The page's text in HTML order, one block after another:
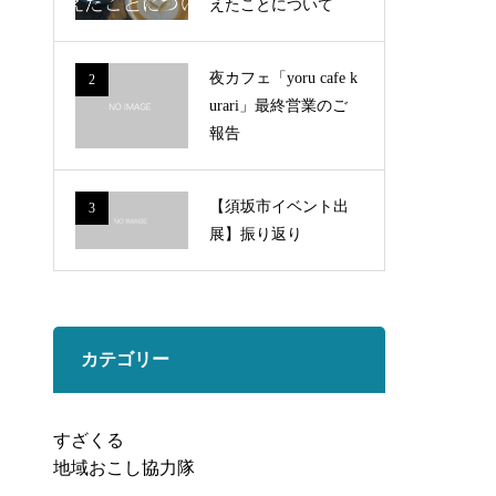
えたことについて
2
夜カフェ「yoru cafe k
urari」最終営業のご
報告
3
【須坂市イベント出
展】振り返り
カテゴリー
すざくる
地域おこし協力隊